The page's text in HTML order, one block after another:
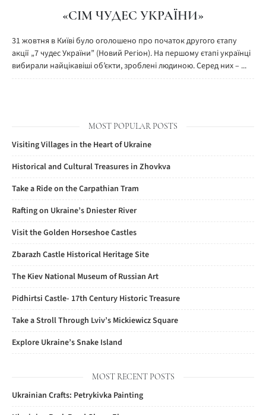
«СІМ ЧУДЕС УКРАЇНИ»
31 жовтня в Київі було оголошено про початок другого єтапу
акції „7 чудес України” (Новий Регіон). На першому єтапі українці
вибирали найцікавіші об’єкти, зроблені людиною. Серед них – ...
MOST POPULAR POSTS
Visiting Villages in the Heart of Ukraine
Historical and Cultural Treasures in Zhovkva
Take a Ride on the Carpathian Tram
Rafting on Ukraine’s Dniester River
Visit the Golden Horseshoe Castles
Zbarazh Castle Historical Heritage Site
The Kiev National Museum of Russian Art
Pidhirtsi Castle- 17th Century Historic Treasure
Take a Stroll Through Lviv’s Mickiewicz Square
Explore Ukraine’s Snake Island
MOST RECENT POSTS
Ukrainian Crafts: Petrykivka Painting